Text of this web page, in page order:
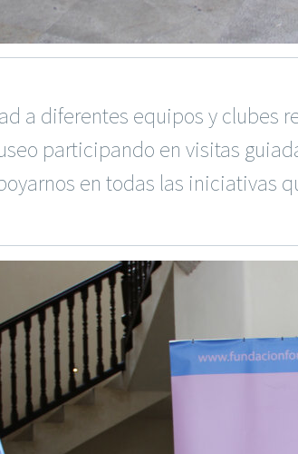
a diferentes equipos y clubes
participando en visitas
en todas las iniciativas